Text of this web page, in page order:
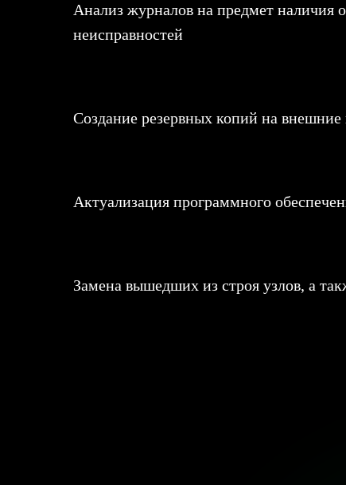
Анализ журналов на предмет наличия
неисправностей
Создание резервных копий на внешние
Актуализация программного
Замена вышедших из строя узлов, а